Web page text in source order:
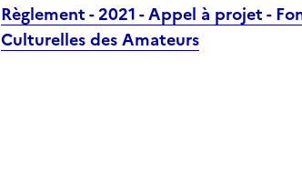
Règlement - 2021 - Appel à projet -
Culturelles des Amateurs